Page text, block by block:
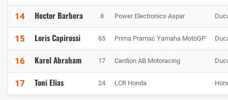
14 Hector Barbera 8 Power Electronics Aspar
15 Loris Capirossi 65 Prima Pramac Yamaha MotoGP
16 Karel Abraham 17 Cardion AB Motoracing
17 Toni Elias 24 LCR Honda